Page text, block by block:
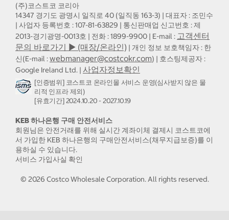
(주)코스트코 코리아
14347 경기도 광명시 일직로 40 (일직동 163-3) | 대표자 : 조민수
| 사업자 등록번호 : 107-81-63829 | 통신판매업 신고번호 : 제
2013-경기광명-0013호 | 전화 : 1899-9900 | E-mail : 고객센터
문의 바로가기 ▶ (매장/온라인) | 개인 정보 보호책임자 : 한
신(E-mail :webmanager@costcokr.com) | 호스팅제공자 :
Google Ireland Ltd. | 사업자정보확인
[인증범위] 코스트코 온라인몰 서비스 운영(심사받지 않은 물
리적 인프라 제외)
[유효기간] 2024.10.20 - 2027.10.19
KEB 하나은행 구매 안전서비스
회원님은 안전거래를 위해 실시간 계좌이체 결제시 코스트코에
서 가입한 KEB 하나은행의 구매안전서비스(채무지급보증)를 이
용하실 수 있습니다.
서비스 가입사실 확인
© 2026 Costco Wholesale Corporation.All rights reserved.